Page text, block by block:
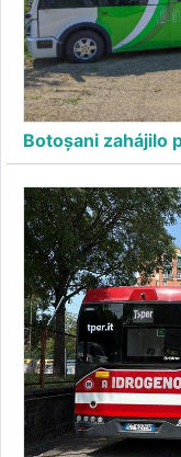
Botoșani zahájilo